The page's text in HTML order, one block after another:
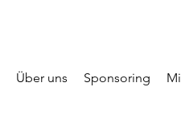
Über uns Sponsoring